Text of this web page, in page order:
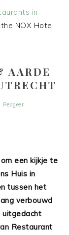
in
NOX Hotel
AARDE
Reageer
een kijkje te
Huis in
tussen het
verbouwd
uitgedacht
Restaurant